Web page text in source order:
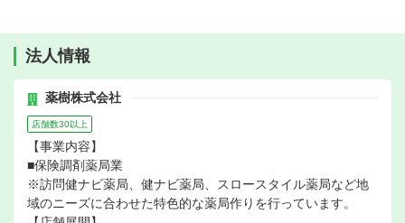
法人情報
薬樹株式会社
店舗数30以上
【事業内容】
■保険調剤薬局業
※訪問健ナビ薬局、健ナビ薬局、スロースタイル薬局など地
域のニーズに合わせた特色的な薬局作りを行っています。